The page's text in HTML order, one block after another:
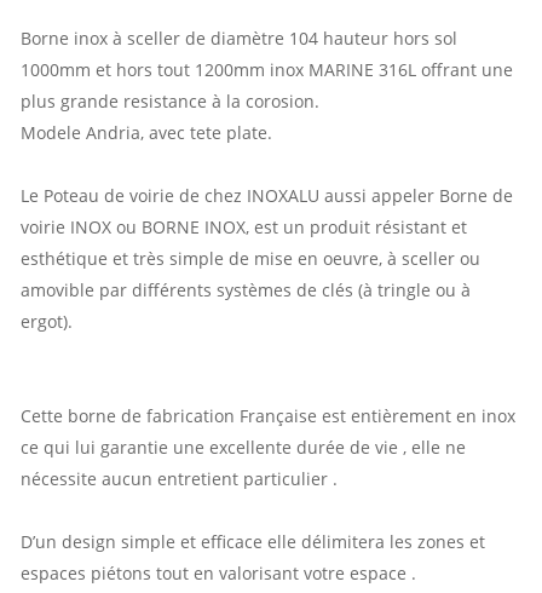
Borne inox à sceller de diamètre 104 hauteur hors sol
1000mm et hors tout 1200mm inox MARINE 316L offrant une
plus grande resistance à la corosion.
Modele Andria, avec tete plate.
Le Poteau de voirie de chez INOXALU aussi appeler Borne de
voirie INOX ou BORNE INOX, est un produit résistant et
esthétique et très simple de mise en oeuvre, à sceller ou
amovible par différents systèmes de clés (à tringle ou à
ergot).
Cette borne de fabrication Française est entièrement en inox
ce qui lui garantie une excellente durée de vie , elle ne
nécessite aucun entretient particulier .
D’un design simple et efficace elle délimitera les zones et
espaces piétons tout en valorisant votre espace .